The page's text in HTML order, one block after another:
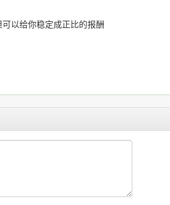
以给你稳定成正比的报酬